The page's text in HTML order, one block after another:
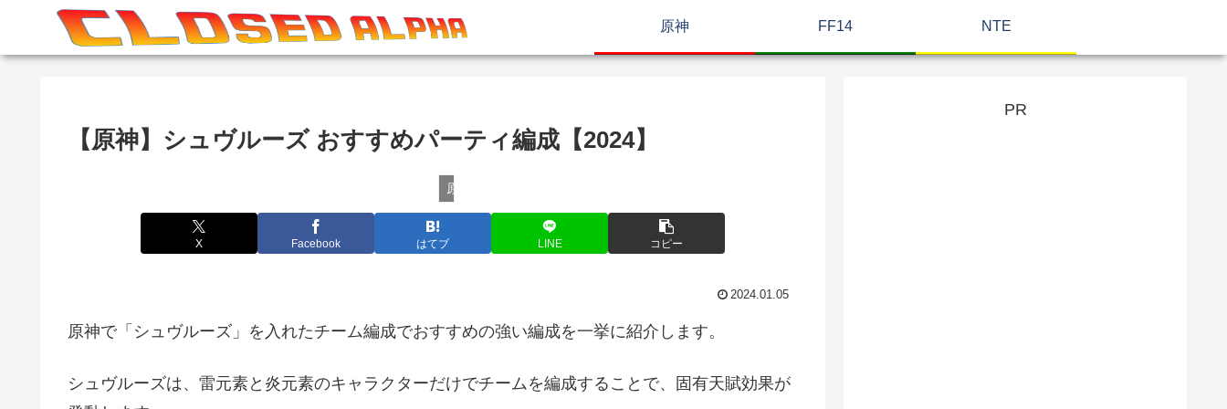
原神 FF14 NTE
【原神】シュヴルーズ おすすめパーティ編成【2024】
原神
X Facebook はてブ LINE コピー
2024.01.05
原神で「シュヴルーズ」を入れたチーム編成でおすすめの強い編成を一挙に紹介します。
シュヴルーズは、雷元素と炎元素のキャラクターだけでチームを編成することで、固有天賦効果が
PR